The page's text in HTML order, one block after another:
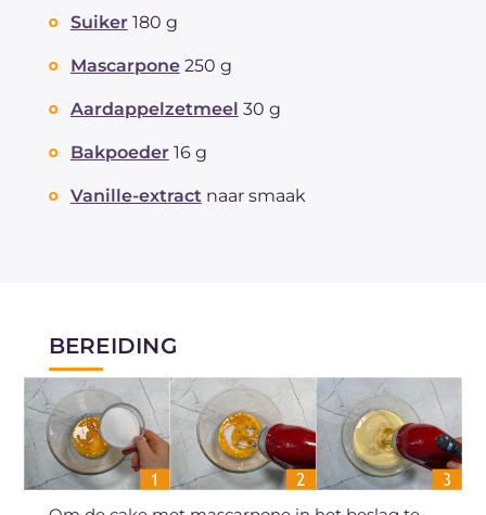
Suiker 180 g
Mascarpone 250 g
Aardappelzetmeel 30 g
Bakpoeder 16 g
Vanille-extract naar smaak
BEREIDING